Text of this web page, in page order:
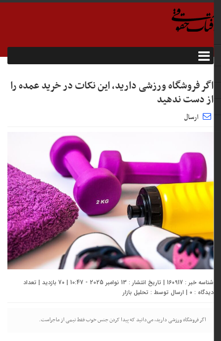
اگر فروشگاه ورزشی دارید، این نکات در خرید عمده را
از دست ندهید
ارسال
شناسه خبر : 160917 | تاریخ انتشار : 13 نوامبر 2025 - 10:47 | 70 بازدید | تعداد
دیدگاه :0 | ارسال توسط :تحلیل بازار
اگر فروشگاه ورزشی دارید، می‌دانید که پیدا کردن جنس خوب فقط نیمی از ماجراست.